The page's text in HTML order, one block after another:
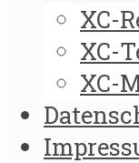
XC-
XC-
XC-